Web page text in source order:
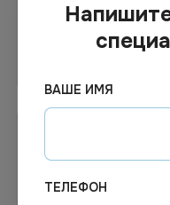
ВАШЕ ИМЯ
ТЕЛЕФОН